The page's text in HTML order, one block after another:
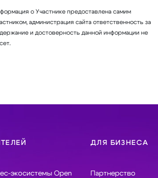
о Участнике предоставлена самим
администрация сайта ответственность за
и достоверность данной информации не
экосистемы Open
ДЛЯ БИЗНЕСА
Партнерство